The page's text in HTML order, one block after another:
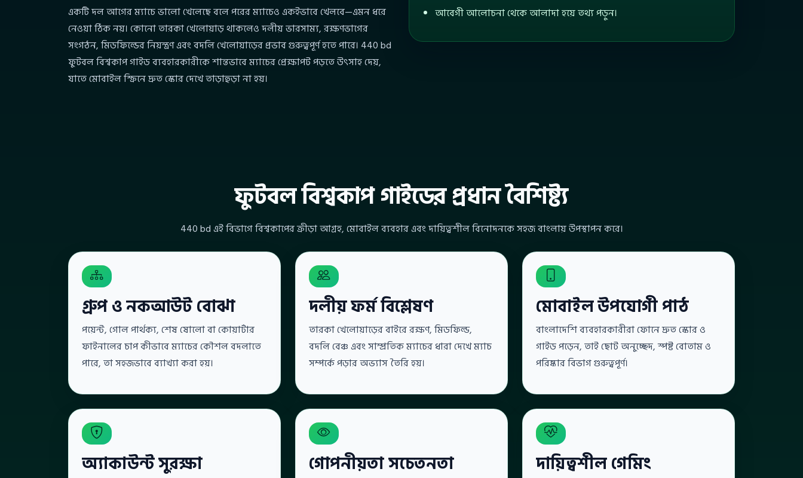
একটি দল আগের ম্যাচে ভালো খেলেছে বলে পরের ম্যাচেও একইভাবে খেলবে—এমন ধরে
নেওয়া ঠিক নয়। কোনো তারকা খেলোয়াড় থাকলেও দলীয় ভারসাম্য, রক্ষণভাগের
সংগঠন, মিডফিল্ডের নিয়ন্ত্রণ এবং বদলি খেলোয়াড়ের প্রভাব গুরুত্বপূর্ণ হতে পারে। 440 bd
ফুটবল বিশ্বকাপ গাইড ব্যবহারকারীকে শান্তভাবে ম্যাচের প্রেক্ষাপট পড়তে উৎসাহ দেয়,
যাতে মোবাইল স্ক্রিনে দ্রুত স্কোর দেখে তাড়াহুড়া না হয়।
আবেগী আলোচনা থেকে আলাদা হয়ে তথ্য পড়ুন।
ফুটবল বিশ্বকাপ গাইডের প্রধান বৈশিষ্ট্য
440 bd এই বিভাগে বিশ্বকাপের ক্রীড়া আগ্রহ, মোবাইল ব্যবহার এবং দায়িত্বশীল বিনোদনকে সহজ বাংলায় উপস্থাপন করে।
গ্রুপ ও নকআউট বোঝা
পয়েন্ট, গোল পার্থক্য, শেষ ষোলো বা কোয়ার্টার
ফাইনালের চাপ কীভাবে ম্যাচের কৌশল বদলাতে
পারে, তা সহজভাবে ব্যাখ্যা করা হয়।
দলীয় ফর্ম বিশ্লেষণ
তারকা খেলোয়াড়ের বাইরে রক্ষণ, মিডফিল্ড,
বদলি বেঞ্চ এবং সাম্প্রতিক ম্যাচের ধারা দেখে ম্যাচ
সম্পর্কে পড়ার অভ্যাস তৈরি হয়।
মোবাইল উপযোগী পাঠ
বাংলাদেশি ব্যবহারকারীরা ফোনে দ্রুত স্কোর ও
গাইড পড়েন, তাই ছোট অনুচ্ছেদ, স্পষ্ট বোতাম ও
পরিষ্কার বিভাগ গুরুত্বপূর্ণ।
অ্যাকাউন্ট সুরক্ষা গোপনীয়তা সচেতনতা দায়িত্বশীল গেমিং